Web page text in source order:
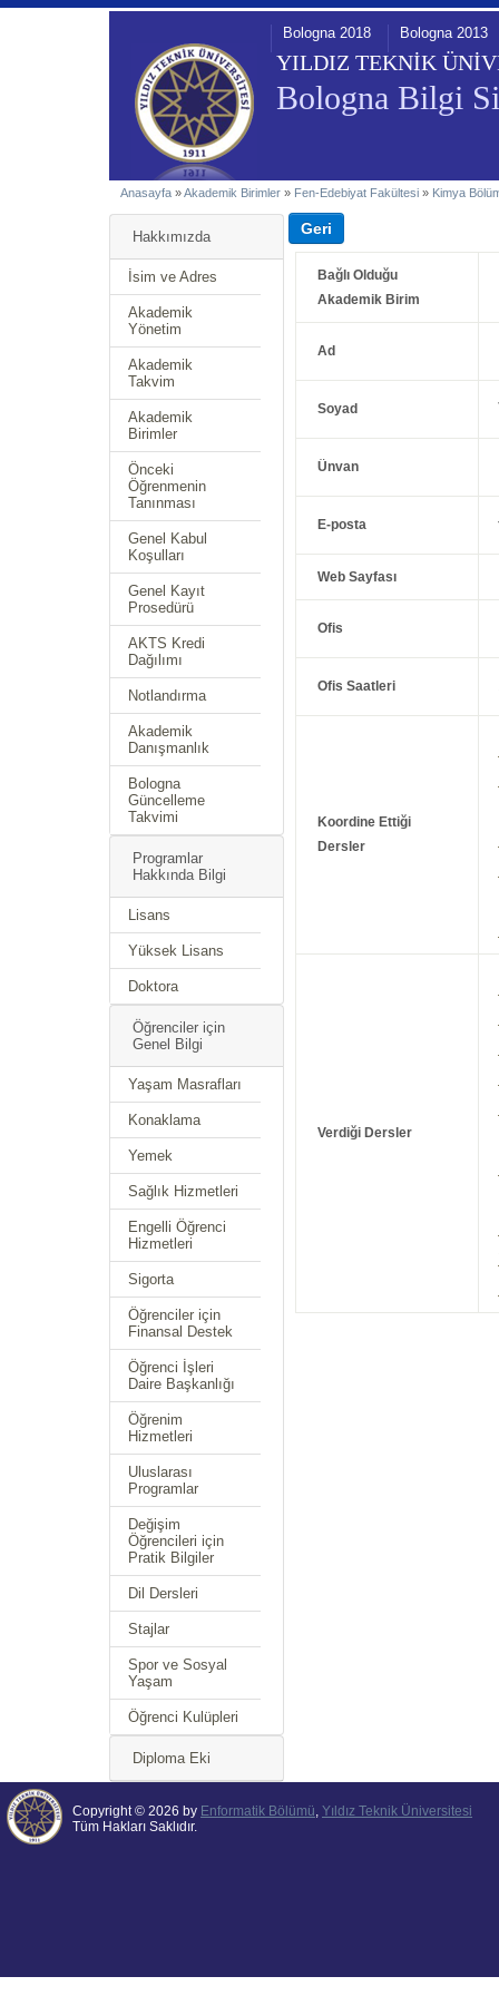
YILDIZ TEKNİK
Bologna Bilgi
Bologna 2018 Bologna 2013
Anasayfa »Akademik Birimler » Fen-Edebiyat Fakültesi » Kimya
Hakkımızda
İsim ve Adres
Akademik
Yönetim
Akademik
Takvim
Akademik
Birimler
Önceki
Öğrenmenin
Tanınması
Genel Kabul
Koşulları
Genel Kayıt
Prosedürü
AKTS Kredi
Dağılımı
Notlandırma
Akademik
Danışmanlık
Bologna
Güncelleme
Takvimi
Programlar
Hakkında Bilgi
Lisans
Yüksek Lisans
Doktora
Öğrenciler için
Genel Bilgi
Yaşam Masrafları
Konaklama
Yemek
Sağlık Hizmetleri
Engelli Öğrenci
Hizmetleri
Sigorta
Öğrenciler için
Finansal Destek
Öğrenci İşleri
Daire Başkanlığı
Öğrenim
Hizmetleri
Uluslarası
Programlar
Değişim
Öğrencileri için
Pratik Bilgiler
Dil Dersleri
Stajlar
Spor ve Sosyal
Yaşam
Öğrenci Kulüpleri
Diploma Eki
Bağlı Olduğu
Akademik Birim
Ad
Soyad
Ünvan
E-posta
Web Sayfası
Ofis
Ofis Saatleri
Koordine Ettiği
Dersler
Verdiği Dersler
Copyright © 2026 by Enformatik Bölümü, Yıldız Teknik Üniversitesi
Tüm Hakları Saklıdır.